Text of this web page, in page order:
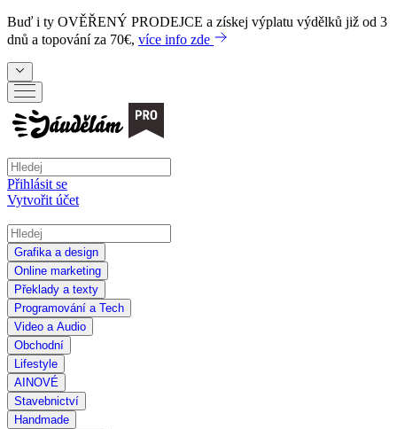
Buď i ty OVĚŘENÝ PRODEJCE a získej výplatu výdělků již od 3
dnů a topování za 70€, více info zde
Přihlásit se
Vytvořit účet
Grafika a design
Online marketing
Překlady a texty
Programování a Tech
Video a Audio
Obchodní
Lifestyle
AI NOVÉ
Stavebnictví
Handmade